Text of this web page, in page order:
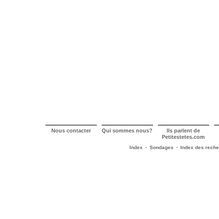
Nous contacter Qui sommes nous? Ils parlent de
Petitestetes.com
Index - Sondages - Index des